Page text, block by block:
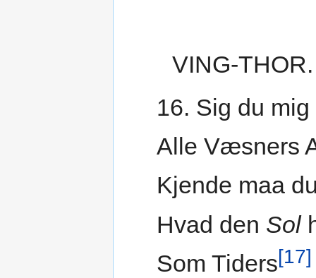
VING-THOR.
16. Sig du
Alle Væsners
Kjende maa
Hvad den Sol
Som Tiders[17]